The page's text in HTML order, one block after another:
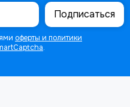
Подписаться
оферты и политики
.